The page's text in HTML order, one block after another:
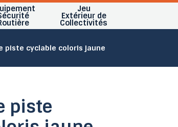
Jeu
Extérieur de
Collectivités
piste cyclable coloris jaune
piste